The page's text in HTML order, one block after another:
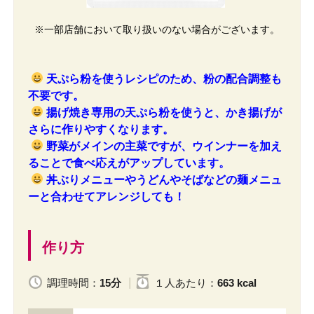
※一部店舗において取り扱いのない場合がございます。
天ぷら粉を使うレシピのため、粉の配合調整も
不要です。
揚げ焼き専用の天ぷら粉を使うと、かき揚げが
さらに作りやすくなります。
野菜がメインの主菜ですが、ウインナーを加え
ることで食べ応えがアップしています。
丼ぶりメニューやうどんやそばなどの麺メニュ
ーと合わせてアレンジしても！
作り方
調理時間： 15分 １人 あたり ： 663 kcal